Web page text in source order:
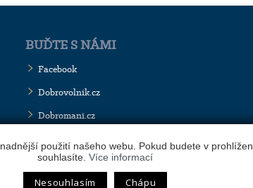
použití našeho webu. Pokud budete v
souhlasíte. Více informací
Nesouhlasím Chápu
BUĎTE S NÁMI
Facebook
Dobrovolnik.cz
Dobromani.cz
Webhosting&publikační systém
Toolkit-Ecn Studio